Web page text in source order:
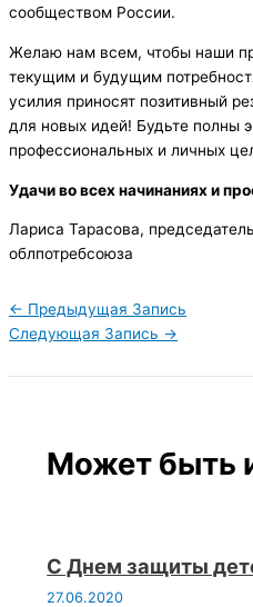
сообществом России.
Желаю нам всем, чтобы наши
текущим и будущим
усилия приносят позитивный
для новых идей! Будьте полны
профессиональных и личных
Удачи во всех начинаниях и
Лариса Тарасова,
облпотребсоюза
← Предыдущая Запись
Следующая Запись →
Может быть
С Днем защиты
27.06.2020